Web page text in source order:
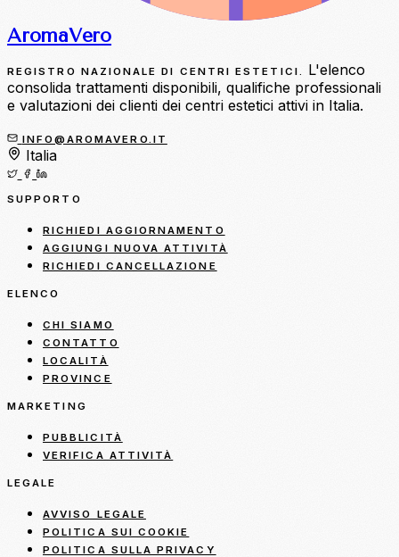
AromaVero
REGISTRO NAZIONALE DI CENTRI ESTETICI.
L'elenco
consolida trattamenti disponibili, qualifiche professionali
e valutazioni dei clienti dei centri estetici attivi in Italia.
INFO@AROMAVERO.IT
Italia
SUPPORTO
RICHIEDI AGGIORNAMENTO
AGGIUNGI NUOVA ATTIVITÀ
RICHIEDI CANCELLAZIONE
ELENCO
CHI SIAMO
CONTATTO
LOCALITÀ
PROVINCE
MARKETING
PUBBLICITÀ
VERIFICA ATTIVITÀ
LEGALE
AVVISO LEGALE
POLITICA SUI COOKIE
POLITICA SULLA PRIVACY